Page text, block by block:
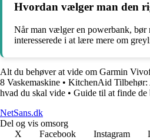
Hvordan vælger man den
Når man vælger en powerbank, bør
interesserede i at lære mere om
Alt du behøver at vide om Garmin
8 Vaskemaskine • KitchenAid Tilbehør:
hvad du skal vide • Guide til at finde de
NetSans.dk
Del og vis omsorg
X
Facebook Instagram